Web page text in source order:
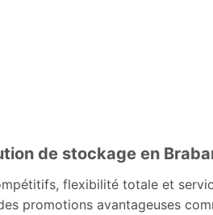
de stockage en
flexibilité totale et
promotions avantageuses